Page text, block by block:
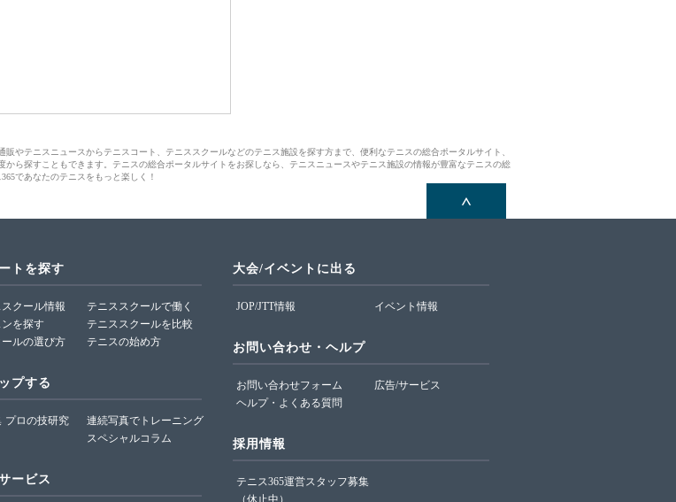
やテニスニュースからテニスコート、テニススクールなどのテニス施設を探す方まで、便利なテニスの総合ポータルサイト、
ら探すこともできます。テニスの総合ポータルサイトをお探しなら、テニスニュースやテニス施設の情報が豊富なテニスの総
であなたのテニスをもっと楽しく！
トを探す
クール情報
を探す
ルの選び方
テニススクールで働く
テニススクールを比較
テニスの始め方
プする
プロの技研究
連続写真でトレーニング
スペシャルコラム
ービス
大会/イベントに出る
JOP/JTT情報 イベント情報
お問い合わせ・ヘルプ
お問い合わせフォーム
ヘルプ・よくある質問
広告/サービス
採用情報
テニス365運営スタッフ募集
（休止中）